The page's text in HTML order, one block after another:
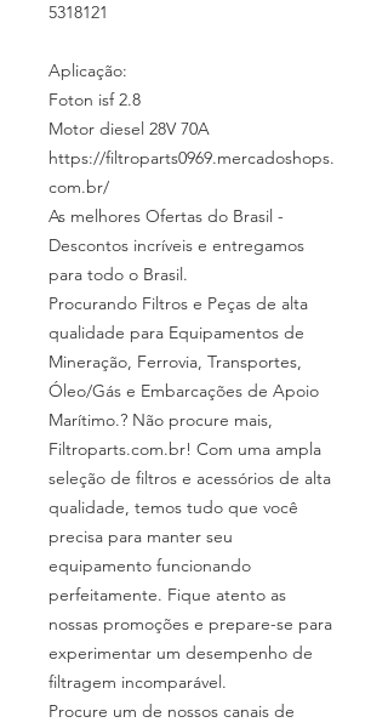
5318121
Aplicação:
Foton isf 2.8
Motor diesel 28V 70A
https://filtroparts0969.mercadoshops.
com.br/
As melhores Ofertas do Brasil -
Descontos incríveis e entregamos
para todo o Brasil.
Procurando Filtros e Peças de alta
qualidade para Equipamentos de
Mineração, Ferrovia, Transportes,
Óleo/Gás e Embarcações de Apoio
Marítimo.? Não procure mais,
Filtroparts.com.br! Com uma ampla
seleção de filtros e acessórios de alta
qualidade, temos tudo que você
precisa para manter seu
equipamento funcionando
perfeitamente. Fique atento as
nossas promoções e prepare-se para
experimentar um desempenho de
filtragem incomparável.
Procure um de nossos canais de